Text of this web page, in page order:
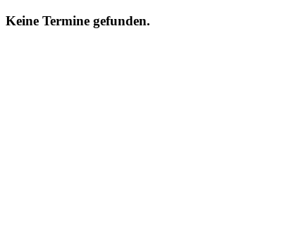
Keine Termine gefunden.